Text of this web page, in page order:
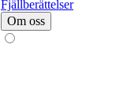
Fjällberättelser
Om oss